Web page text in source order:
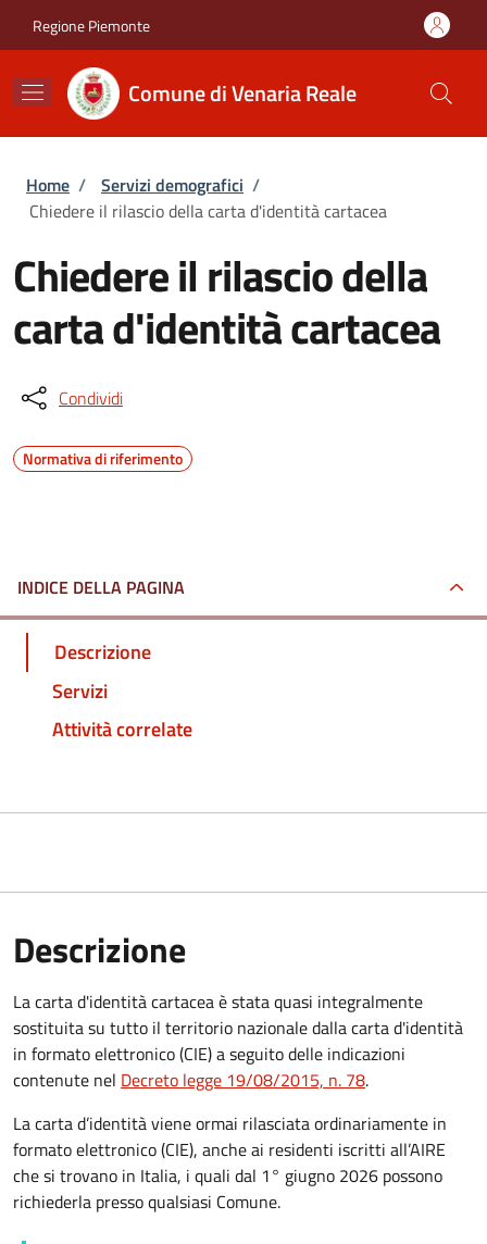
Regione Piemonte
Comune di Venaria Reale
Briciole di pane
Home / Servizi demografici /
Chiedere il rilascio della carta d'identità cartacea
Chiedere il rilascio della
carta d'identità cartacea
Condividi
Normativa di riferimento
INDICE DELLA PAGINA
Descrizione
Servizi
Attività correlate
Descrizione
La carta d'identità cartacea è stata quasi integralmente
sostituita su tutto il territorio nazionale dalla carta d'identità
in formato elettronico (CIE) a seguito delle indicazioni
contenute nel Decreto legge 19/08/2015, n. 78.
La carta d’identità viene ormai rilasciata ordinariamente in
formato elettronico (CIE), anche ai residenti iscritti all’AIRE
che si trovano in Italia, i quali dal 1° giugno 2026 possono
richiederla presso qualsiasi Comune.